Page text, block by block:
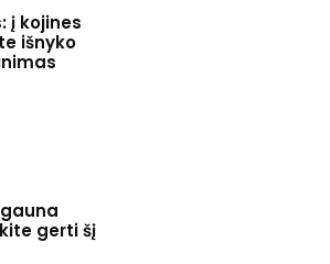
į kojines
išnyko
gerti šį